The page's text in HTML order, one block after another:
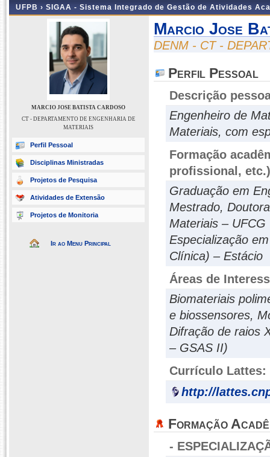
UFPB › SIGAA - Sistema Integrado de Gestão de Atividades
MARCIO JOSE BATISTA CARDOSO
CT - DEPARTAMENTO DE ENGENHARIA DE
MATERIAIS
Perfil Pessoal
Disciplinas Ministradas
Projetos de Pesquisa
Atividades de Extensão
Projetos de Monitoria
Ir ao Menu Principal
Marcio Jose
DENM - CT -
Perfil Pessoal
Descrição
Engenheiro de
Materiais, com
Formação
profissional, etc.)
Graduação em
Mestrado,
Materiais – UFCG
Especialização
Clínica) – Estácio
Áreas de
Biomateriais
e biossensores,
Difração de raios
– GSAS II)
Currículo Lattes:
http://
Formação
-